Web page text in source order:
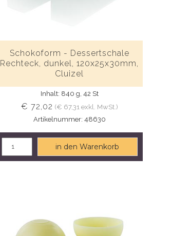
Schokoform - Dessertschale
Rechteck, dunkel, 120x25x30mm,
Cluizel
Inhalt: 840 g, 42 St
€ 72,02 (€ 67,31 exkl. MwSt.)
Artikelnummer: 48630
in den Warenkorb